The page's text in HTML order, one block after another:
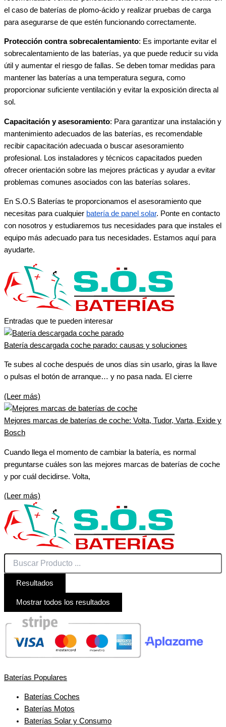
el caso de baterías de plomo-ácido y realizar pruebas de carga
para asegurarse de que estén funcionando correctamente.
Protección contra sobrecalentamiento: Es importante evitar el
sobrecalentamiento de las baterías, ya que puede reducir su vida
útil y aumentar el riesgo de fallas. Se deben tomar medidas para
mantener las baterías a una temperatura segura, como
proporcionar suficiente ventilación y evitar la exposición directa al
sol.
Capacitación y asesoramiento: Para garantizar una instalación y
mantenimiento adecuados de las baterías, es recomendable
recibir capacitación adecuada o buscar asesoramiento
profesional. Los instaladores y técnicos capacitados pueden
ofrecer orientación sobre las mejores prácticas y ayudar a evitar
problemas comunes asociados con las baterías solares.
En S.O.S Baterías te proporcionamos el asesoramiento que
necesitas para cualquier batería de panel solar. Ponte en contacto
con nosotros y estudiaremos tus necesidades para que instales el
equipo más adecuado para tus necesidades. Estamos aquí para
ayudarte.
Entradas que te pueden interesar
Batería descargada coche parado: causas y soluciones
Te subes al coche después de unos días sin usarlo, giras la llave
o pulsas el botón de arranque… y no pasa nada. El cierre
(Leer más)
Mejores marcas de baterías de coche: Volta, Tudor, Varta, Exide y
Bosch
Cuando llega el momento de cambiar la batería, es normal
preguntarse cuáles son las mejores marcas de baterías de coche
y por cuál decidirse. Volta,
(Leer más)
Resultados
Mostrar todos los resultados
Baterías Populares
Baterías Coches
Baterías Motos
Baterías Solar y Consumo